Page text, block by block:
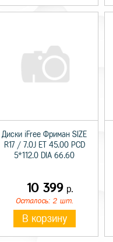
Диски iFree Фриман SIZE
R17 / 7.0J ET 45.00 PCD
5*112.0 DIA 66.60
10 399 р.
Осталось: 2 шт.
В корзину